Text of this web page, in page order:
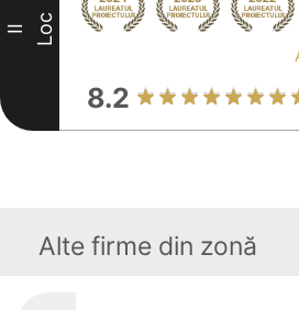
II Loc
8.2
Alte firme din zonă